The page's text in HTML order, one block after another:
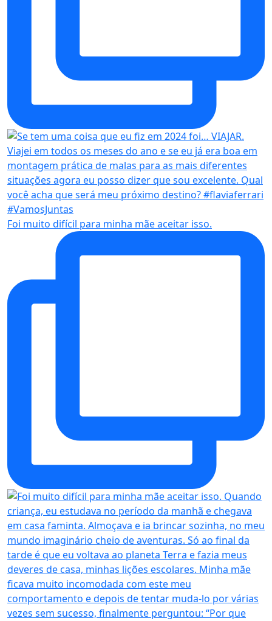
Foi muito difícil para minha mãe aceitar isso.